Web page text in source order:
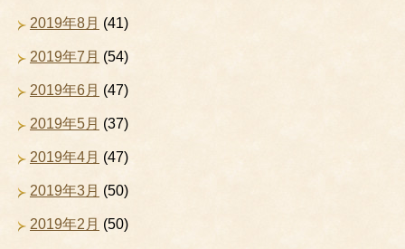
2019年8月 (41)
2019年7月 (54)
2019年6月 (47)
2019年5月 (37)
2019年4月 (47)
2019年3月 (50)
2019年2月 (50)